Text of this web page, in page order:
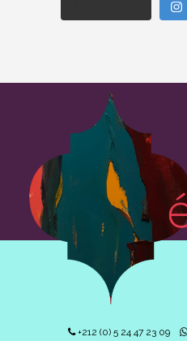
+212 (0) 5 24 47 23 09